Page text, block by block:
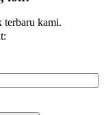
terbaru kami.